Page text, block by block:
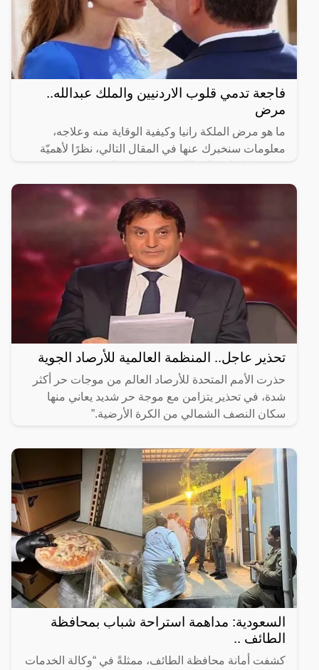
فاجعة تدمي قلوب الاردنيين والملك عبدالله..
مرض
ما هو مرض الملكة رانيا وكيفية الوقاية منه وعلاجه،
معلومات سنخبرك عنها في المقال التالي، نظرًا لأهميّة
خطيرة.
تحذير عاجل.. المنظمة العالمية للأرصاد الجوية
حذرت الأمم المتحدة للأرصاد العالم من موجات حر أكثر
شدة، في تحذير يتزامن مع موجة حر شديد يعاني منها
سكان النصف الشمالي من الكرة الأرضية.”
السعودية: مداهمة استراحة شباب بمحافظة
الطائف ..
كشفت أمانة محافظة الطائف، ممثلةً في “وكالة الخدمات